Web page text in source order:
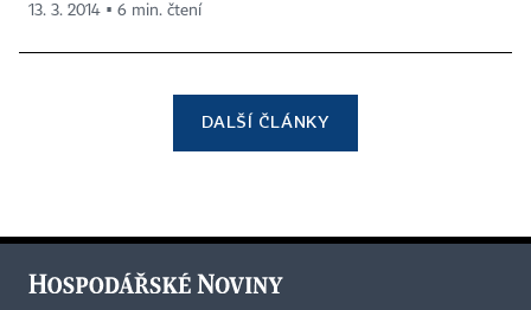
13. 3. 2014 ▪ 6 min. čtení
DALŠÍ ČLÁNKY